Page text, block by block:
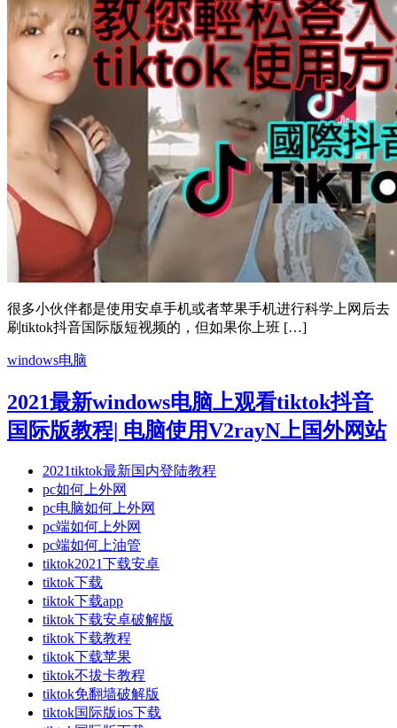
很多小伙伴都是使用安卓手机或者苹果手机进行科学上网后去
刷tiktok抖音国际版短视频的，但如果你上班 […]
windows电脑
2021最新windows电脑上观看tiktok抖音
国际版教程| 电脑使用V2rayN上国外网站
2021tiktok最新国内登陆教程
pc如何上外网
pc电脑如何上外网
pc端如何上外网
pc端如何上油管
tiktok2021下载安卓
tiktok下载
tiktok下载app
tiktok下载安卓破解版
tiktok下载教程
tiktok下载苹果
tiktok不拔卡教程
tiktok免翻墙破解版
tiktok国际版ios下载